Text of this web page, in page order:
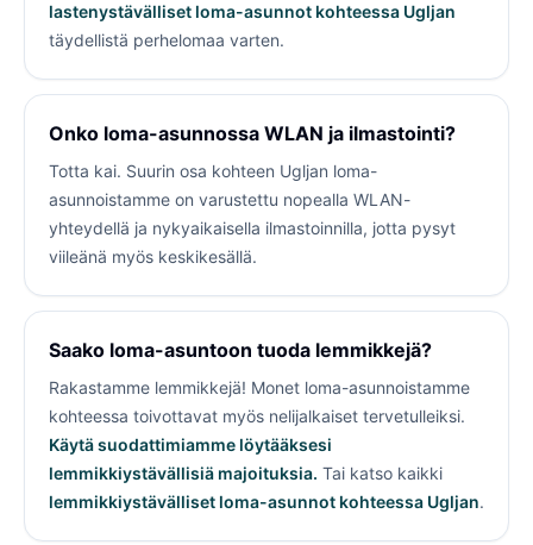
lastenystävälliset loma-asunnot kohteessa Ugljan
täydellistä perhelomaa varten.
Onko loma-asunnossa WLAN ja ilmastointi?
Totta kai. Suurin osa kohteen Ugljan loma-
asunnoistamme on varustettu nopealla WLAN-
yhteydellä ja nykyaikaisella ilmastoinnilla, jotta pysyt
viileänä myös keskikesällä.
Saako loma-asuntoon tuoda lemmikkejä?
Rakastamme lemmikkejä! Monet loma-asunnoistamme
kohteessa toivottavat myös nelijalkaiset tervetulleiksi.
Käytä suodattimiamme löytääksesi
lemmikkiystävällisiä majoituksia. Tai katso kaikki
lemmikkiystävälliset loma-asunnot kohteessa Ugljan.